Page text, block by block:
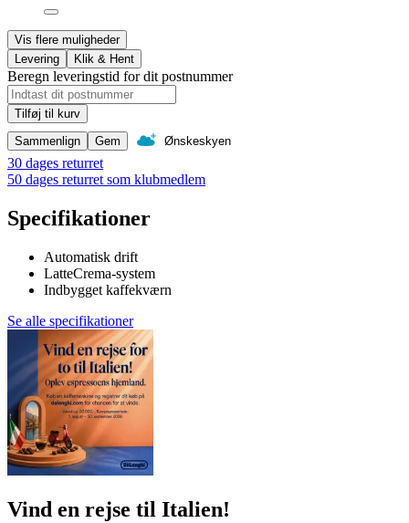
Vis flere muligheder
Levering
Klik & Hent
Beregn leveringstid for dit postnummer
Tilføj til kurv
Sammenlign
Gem Ønskeskyen
30 dages returret
50 dages returret som klubmedlem
Specifikationer
Automatisk drift
LatteCrema-system
Indbygget kaffekværn
Se alle specifikationer
Vind en rejse til Italien!